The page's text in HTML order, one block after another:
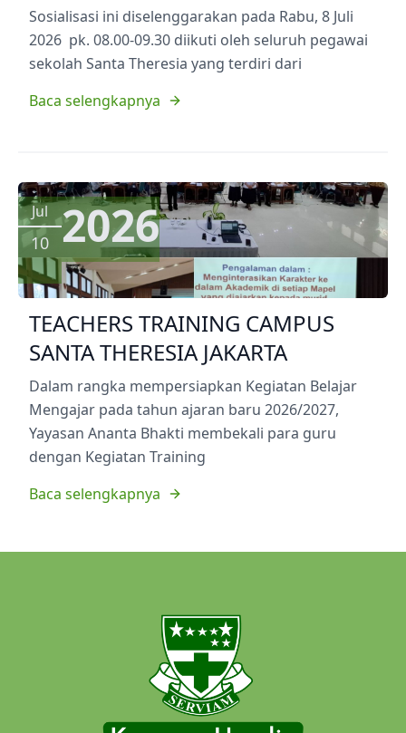
Sosialisasi ini diselenggarakan pada Rabu, 8 Juli
2026 pk. 08.00-09.30 diikuti oleh seluruh pegawai
sekolah Santa Theresia yang terdiri dari
Baca selengkapnya
Jul
10 2026
TEACHERS TRAINING CAMPUS
SANTA THERESIA JAKARTA
Dalam rangka mempersiapkan Kegiatan Belajar
Mengajar pada tahun ajaran baru 2026/2027,
Yayasan Ananta Bhakti membekali para guru
dengan Kegiatan Training
Baca selengkapnya